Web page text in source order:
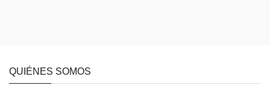
QUIÉNES SOMOS